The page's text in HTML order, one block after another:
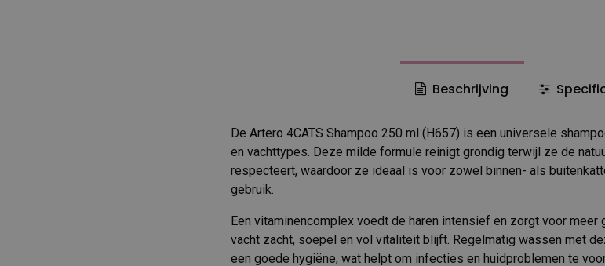
Beschrijving
De Artero 4CATS Shampoo 250 ml (H657) is een universele
en vachttypes. Deze milde formule reinigt grondig terwijl ze de
respecteert, waardoor ze ideaal is voor zowel binnen- als
gebruik.
Een vitaminencomplex voedt de haren intensief en zorgt voor meer
vacht zacht, soepel en vol vitaliteit blijft. Regelmatig wassen met
een goede hygiëne, wat helpt om infecties en huidproblemen te